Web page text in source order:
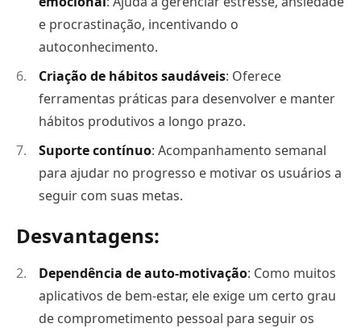
e procrastinação, incentivando o
autoconhecimento.
Criação de hábitos saudáveis: Oferece
ferramentas práticas para desenvolver e manter
hábitos produtivos a longo prazo.
Suporte contínuo: Acompanhamento semanal
para ajudar no progresso e motivar os usuários a
seguir com suas metas.
Desvantagens:
Dependência de auto-motivação: Como muitos
aplicativos de bem-estar, ele exige um certo grau
de comprometimento pessoal para seguir os